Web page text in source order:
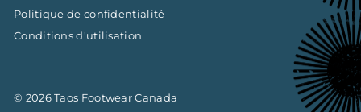
Politique de confidentialité
Conditions d'utilisation
© 2026 Taos Footwear Canada